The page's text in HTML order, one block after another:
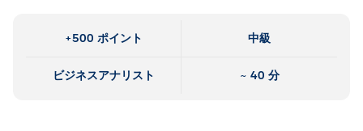
+500 ポイント 中級
ビジネスアナリスト ~ 40 分